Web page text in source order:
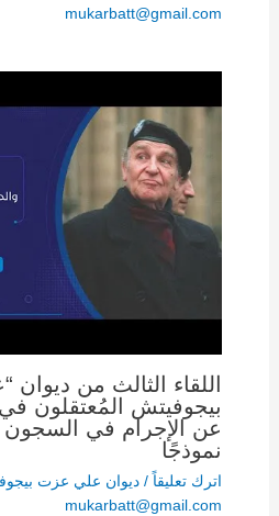
mukarbatt@gmail.com
اللقاء الثالث من
بيجوفيتش المُعتقلون
عن الإجرام في
نموذجًا
اترك تعليقاً / ديوان علي عزت
mukarbatt@gmail.com